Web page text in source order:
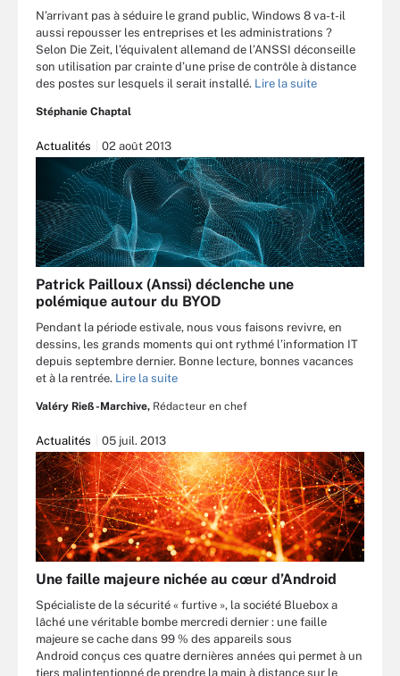
N’arrivant pas à séduire le grand public, Windows 8 va-t-il
aussi repousser les entreprises et les administrations ?
Selon Die Zeit, l’équivalent allemand de l’ANSSI déconseille
son utilisation par crainte d’une prise de contrôle à distance
des postes sur lesquels il serait installé. Lire la suite
Stéphanie Chaptal
Actualités 02 août 2013
Patrick Pailloux (Anssi) déclenche une
polémique autour du BYOD
Pendant la période estivale, nous vous faisons revivre, en
dessins, les grands moments qui ont rythmé l’information IT
depuis septembre dernier. Bonne lecture, bonnes vacances
et à la rentrée. Lire la suite
Valéry Rieß-Marchive, Rédacteur en chef
Actualités 05 juil. 2013
Une faille majeure nichée au cœur d’Android
Spécialiste de la sécurité « furtive », la société Bluebox a
lâché une véritable bombe mercredi dernier : une faille
majeure se cache dans 99 % des appareils sous
Android conçus ces quatre dernières années qui permet à un
tiers malintentionné de prendre la main à distance sur le